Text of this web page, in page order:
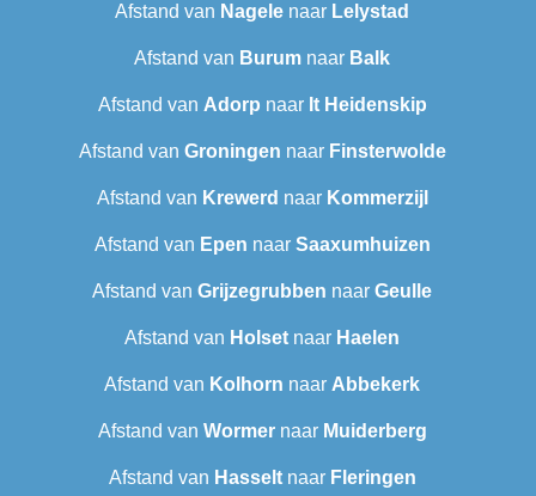
Afstand van Nagele naar Lelystad
Afstand van Burum naar Balk
Afstand van Adorp naar It Heidenskip
Afstand van Groningen naar Finsterwolde
Afstand van Krewerd naar Kommerzijl
Afstand van Epen naar Saaxumhuizen
Afstand van Grijzegrubben naar Geulle
Afstand van Holset naar Haelen
Afstand van Kolhorn naar Abbekerk
Afstand van Wormernaar Muiderberg
Afstand van Hasseltnaar Fleringen